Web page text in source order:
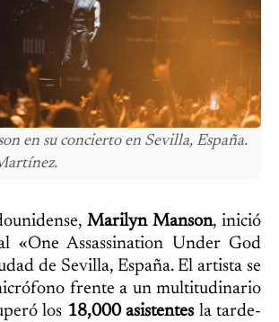
en su concierto en Sevilla, España.
Marilyn Manson, inició
«One Assassination Under God
de Sevilla, España. El artista se
frente a un multitudinario
los 18,000 asistentes la tarde-